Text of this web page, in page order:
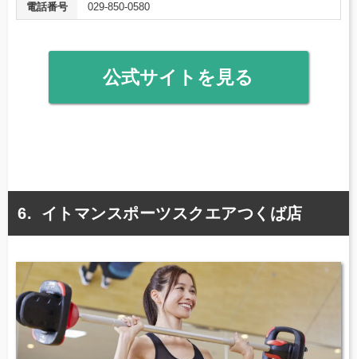
電話番号
029-850-0580
公式サイトを見る
イトマンスポーツスクエアつくば店